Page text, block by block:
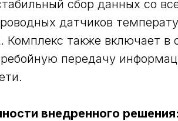
сбор данных со
датчиков
Комплекс также включает
передачу
внедренного решения: